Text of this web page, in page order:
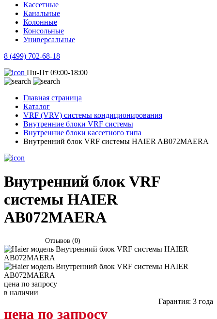
Кассетные
Канальные
Колонные
Консольные
Универсальные
8 (499) 702-68-18
Пн-Пт 09:00-18:00
Главная страница
Каталог
VRF (VRV) системы кондиционирования
Внутренние блоки VRF системы
Внутренние блоки кассетного типа
Внутренний блок VRF системы HAIER AB072MAERA
Внутренний блок VRF
системы HAIER
AB072MAERA
Отзывов (0)
цена по запросу
в наличии
Гарантия: 3 года
цена по запросу